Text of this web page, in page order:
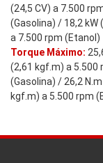
(24,5 CV) a 7.500
(Gasolina) / 18,2 kW
a 7.500 rpm (Etanol)
Torque Máximo:
(2,61 kgf.m) a 5.500
(Gasolina) / 26,2
kgf.m) a 5.500 rpm